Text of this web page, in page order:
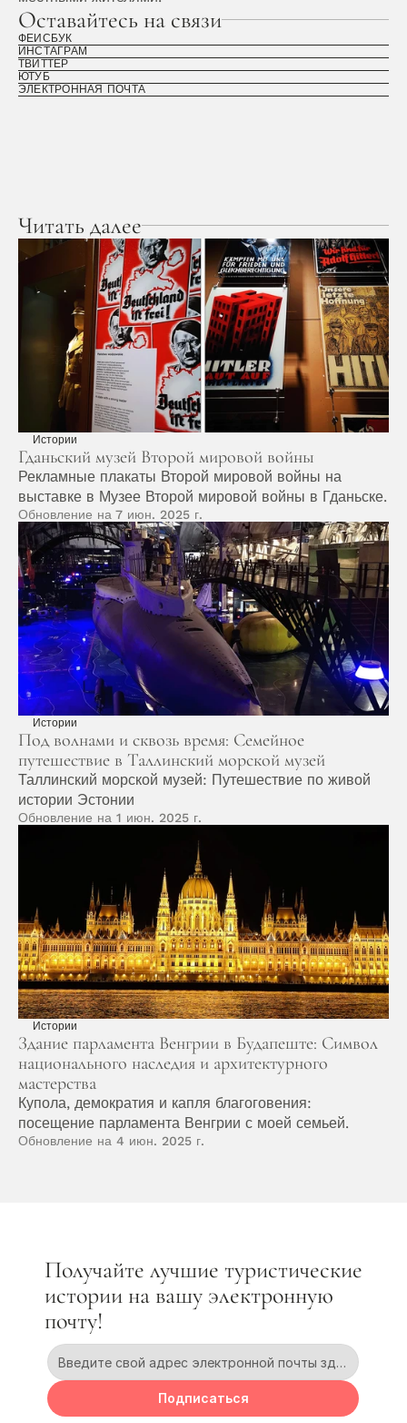
Оставайтесь на связи
ФЕЙСБУК
ИНСТАГРАМ
ТВИТТЕР
ЮТУБ
ЭЛЕКТРОННАЯ ПОЧТА
Читать далее
Истории
Гданьский музей Второй мировой войны
Рекламные плакаты Второй мировой войны на
выставке в Музее Второй мировой войны в Гданьске.
Обновление на 7 июн. 2025 г.
Истории
Под волнами и сквозь время: Семейное
путешествие в Таллинский морской музей
Таллинский морской музей: Путешествие по живой
истории Эстонии
Обновление на 1 июн. 2025 г.
Истории
Здание парламента Венгрии в Будапеште: Символ
национального наследия и архитектурного
мастерства
Купола, демократия и капля благоговения:
посещение парламента Венгрии с моей семьей.
Обновление на 4 июн. 2025 г.
Получайте лучшие туристические
истории на вашу электронную
почту!
Подписаться